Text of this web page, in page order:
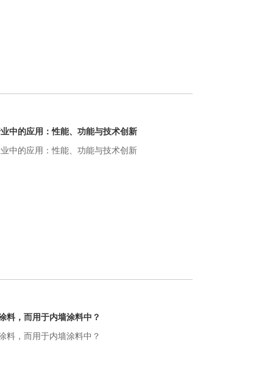
中的应用：性能、功能与技术创新
中的应用：性能、功能与技术创新
料，而用于内墙涂料中？
料，而用于内墙涂料中？